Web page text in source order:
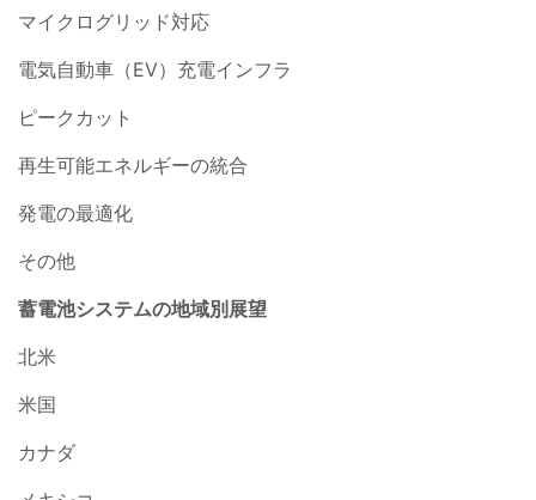
マイクログリッド対応
電気自動車（EV）充電インフラ
ピークカット
再生可能エネルギーの統合
発電の最適化
その他
蓄電池システムの地域別展望
北米
米国
カナダ